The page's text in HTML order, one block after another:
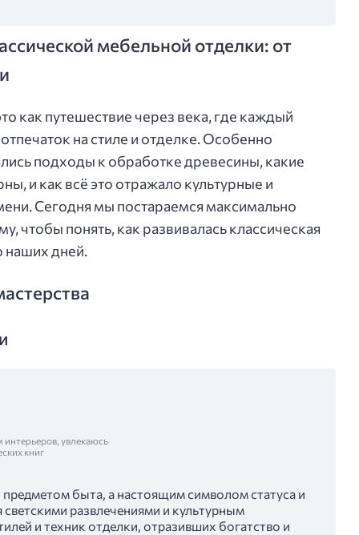
мебельной отделки: от
как путешествие через века, где каждый
на стиле и отделке. Особенно
подходы к обработке древесины, какие
и как всё это отражало культурные и
Сегодня мы постараемся максимально
чтобы понять, как развивалась классическая
наших дней.
интерьеров, увлекаюсь
книг
предметом быта, а настоящим символом статуса и
развлечениями и культурным
и техник отделки, отразивших богатство и